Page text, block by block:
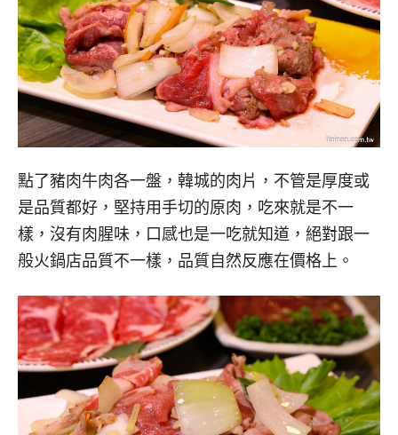
點了豬肉牛肉各一盤，韓城的肉片，不管是厚度或
是品質都好，堅持用手切的原肉，吃來就是不一
樣，沒有肉腥味，口感也是一吃就知道，絕對跟一
般火鍋店品質不一樣，品質自然反應在價格上。